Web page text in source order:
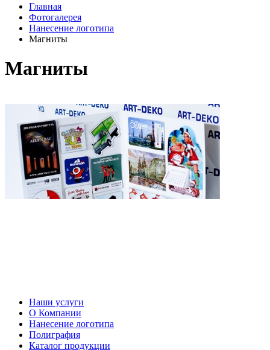
Главная
Фотогалерея
Нанесение логотипа
Магниты
Магниты
Наши услуги
О Компании
Нанесение логотипа
Полиграфия
Каталог продукции